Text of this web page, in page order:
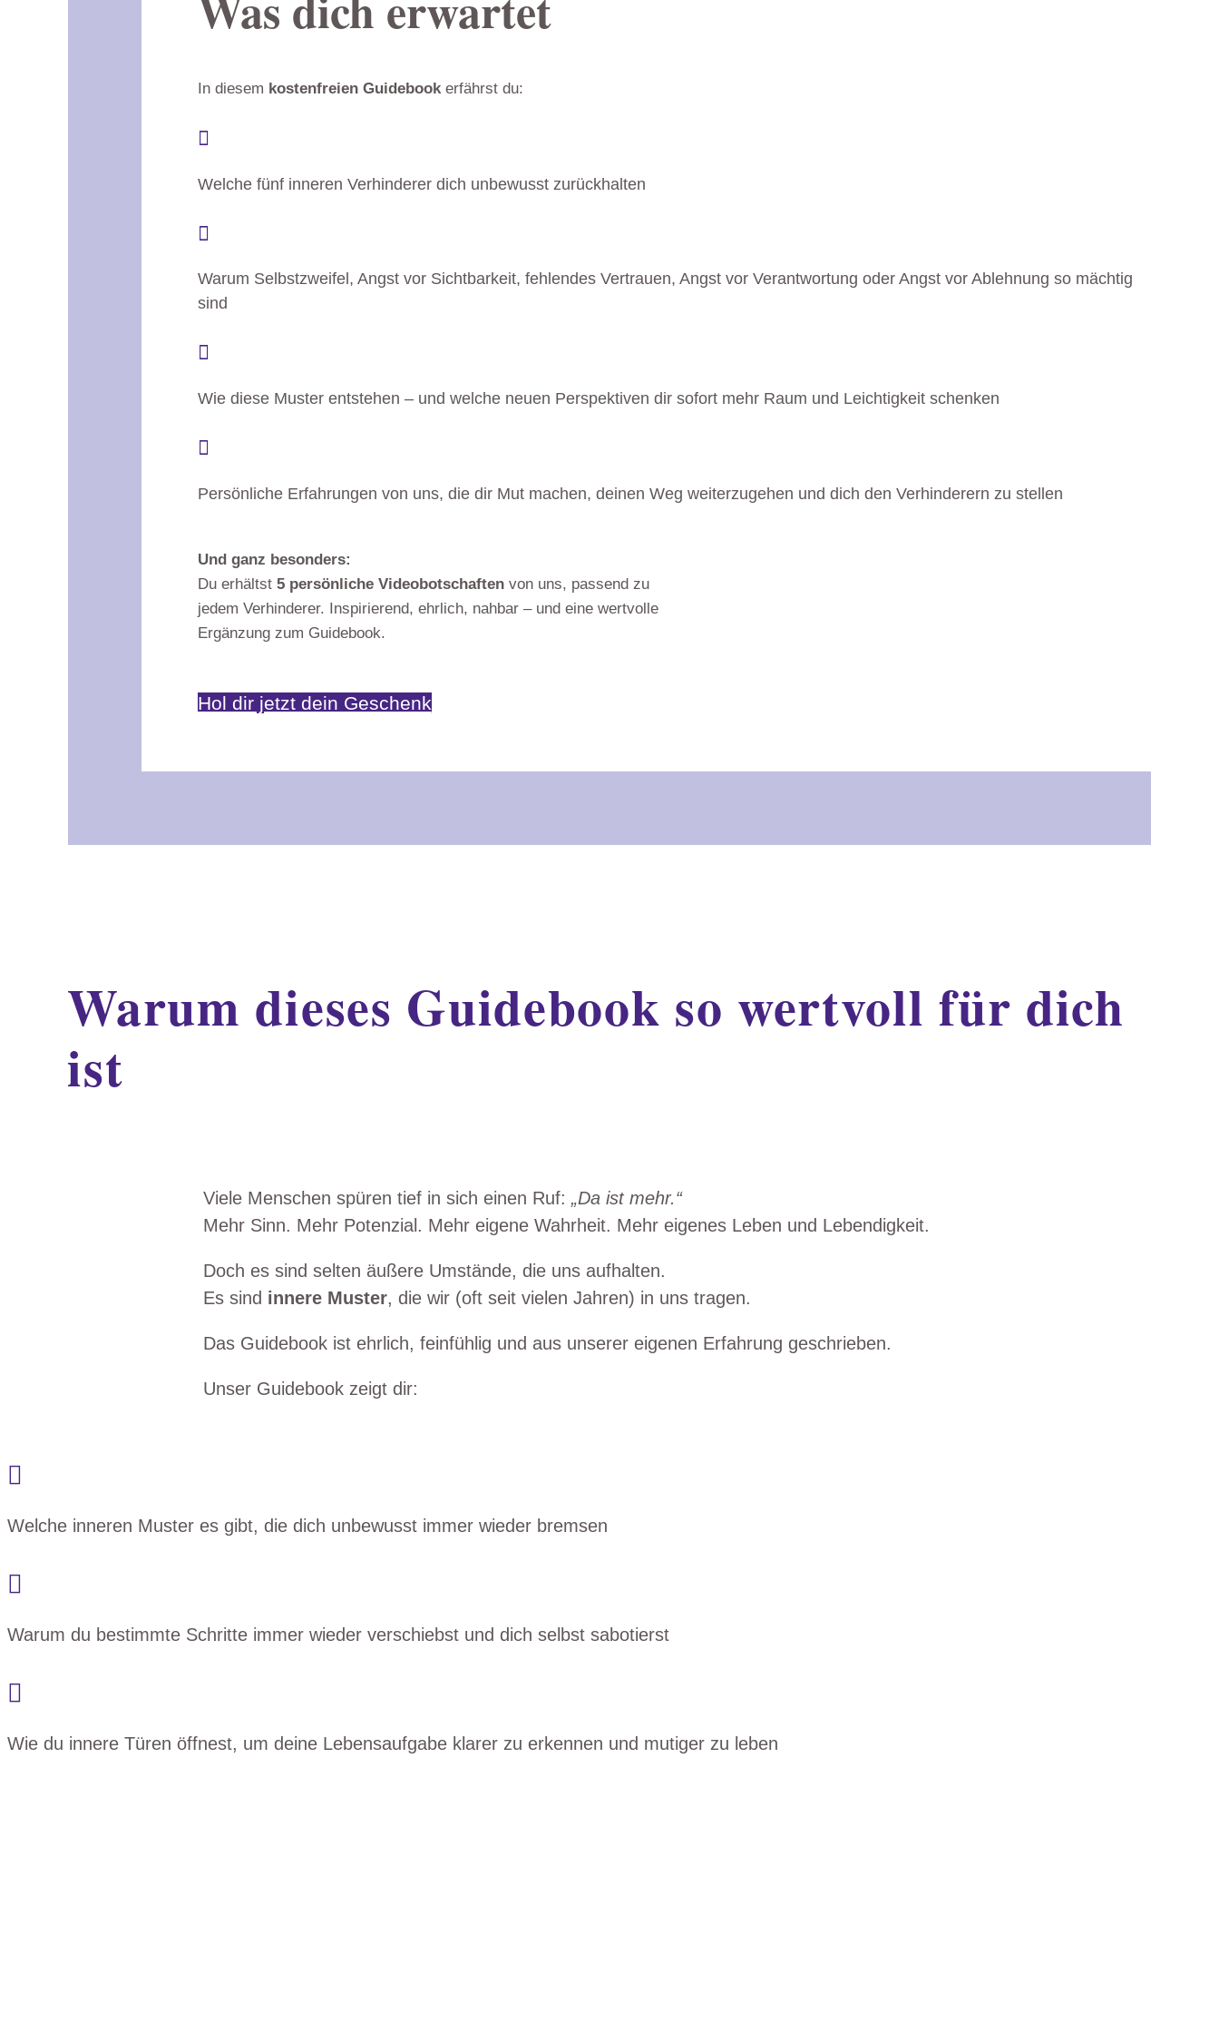
In diesem kostenfreien Guidebookerfährst du:

Welche fünf inneren Verhinderer dich unbewusst zurückhalten

Warum Selbstzweifel, Angst vor Sichtbarkeit, fehlendes Vertrauen, Angst vor Verantwortung oder Angst vor Ablehnung so mächtig
sind

Wie diese Muster entstehen – und welche neuen Perspektiven dir sofort mehr Raum und Leichtigkeit schenken

Persönliche Erfahrungen von uns, die dir Mut machen, deinen Weg weiterzugehen und dich den Verhinderern zu stellen
Und ganz besonders:
Du erhältst 5 persönliche Videobotschaftenvon uns, passend zu
jedem Verhinderer. Inspirierend, ehrlich, nahbar – und eine wertvolle
Ergänzung zum Guidebook.
Hol dir jetzt dein Geschenk
Warum dieses Guidebook so wertvoll für dich
ist
Viele Menschen spüren tief in sich einen Ruf:„Da ist mehr.“
Mehr Sinn. Mehr Potenzial. Mehr eigene Wahrheit. Mehr eigenes Leben und Lebendigkeit.
Doch es sind selten äußere Umstände, die uns aufhalten.
Es sind innere Muster, die wir (oft seit vielen Jahren) in uns tragen.
Das Guidebook ist ehrlich, feinfühlig und aus unserer eigenen Erfahrung geschrieben.
Unser Guidebook zeigt dir:

Welche inneren Muster es gibt, die dich unbewusst immer wieder bremsen

Warum du bestimmte Schritte immer wieder verschiebst und dich selbst sabotierst

Wie du innere Türen öffnest, um deine Lebensaufgabe klarer zu erkennen und mutiger zu leben